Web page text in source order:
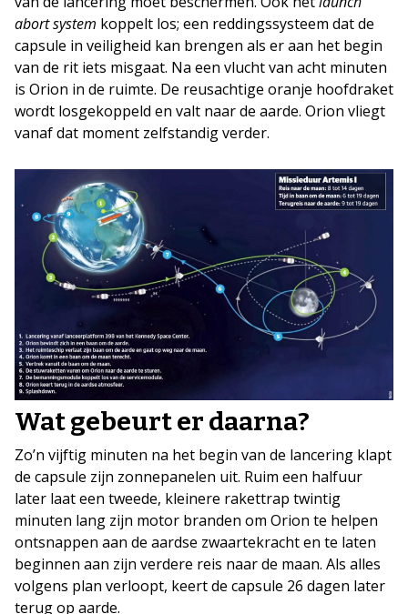
abort system koppelt los; een reddingssysteem dat de
capsule in veiligheid kan brengen als er aan het begin
van de rit iets misgaat. Na een vlucht van acht minuten
is Orion in de ruimte. De reusachtige oranje hoofdraket
wordt losgekoppeld en valt naar de aarde. Orion vliegt
vanaf dat moment zelfstandig verder.
Wat gebeurt er daarna?
Zo’n vijftig minuten na het begin van de lancering klapt
de capsule zijn zonnepanelen uit. Ruim een halfuur
later laat een tweede, kleinere rakettrap twintig
minuten lang zijn motor branden om Orion te helpen
ontsnappen aan de aardse zwaartekracht en te laten
beginnen aan zijn verdere reis naar de maan. Als alles
volgens plan verloopt, keert de capsule 26 dagen later
terug op aarde.